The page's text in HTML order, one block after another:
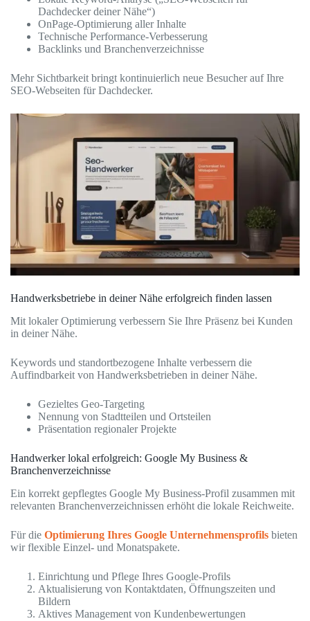
Dachdecker deiner Nähe“)
OnPage-Optimierung aller Inhalte
Technische Performance-Verbesserung
Backlinks und Branchenverzeichnisse
Mehr Sichtbarkeit bringt kontinuierlich neue Besucher auf Ihre
SEO-Webseiten für Dachdecker.
Handwerksbetriebe in deiner Nähe erfolgreich finden lassen
Mit lokaler Optimierung verbessern Sie Ihre Präsenz bei Kunden
in deiner Nähe.
Keywords und standortbezogene Inhalte verbessern die
Auffindbarkeit von Handwerksbetrieben in deiner Nähe.
Gezieltes Geo-Targeting
Nennung von Stadtteilen und Ortsteilen
Präsentation regionaler Projekte
Handwerker lokal erfolgreich: Google My Business &
Branchenverzeichnisse
Ein korrekt gepflegtes Google My Business-Profil zusammen mit
relevanten Branchenverzeichnissen erhöht die lokale Reichweite.
Für die Optimierung Ihres Google Unternehmensprofils bieten
wir flexible Einzel- und Monatspakete.
Einrichtung und Pflege Ihres Google-Profils
Aktualisierung von Kontaktdaten, Öffnungszeiten und
Bildern
Aktives Management von Kundenbewertungen